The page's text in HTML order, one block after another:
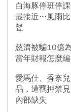
白海豚停班停
最接近…風雨比
聲
慈濟被騙10億
當年財報怎麼
愛馬仕、香奈
品，遭羈押禁
內部缺失